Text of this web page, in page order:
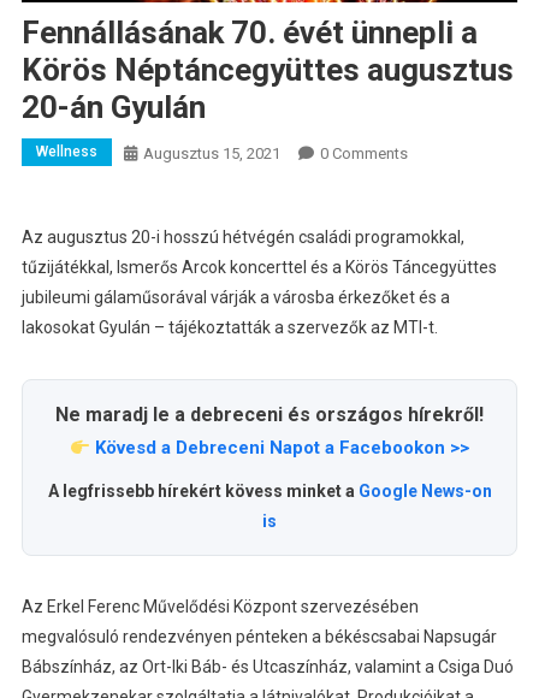
Fennállásának 70. évét ünnepli a
Körös Néptáncegyüttes augusztus
20-án Gyulán
Wellness Augusztus 15, 2021 0 Comments
Az augusztus 20-i hosszú hétvégén családi programokkal,
tűzijátékkal, Ismerős Arcok koncerttel és a Körös Táncegyüttes
jubileumi gálaműsorával várják a városba érkezőket és a
lakosokat Gyulán – tájékoztatták a szervezők az MTI-t.
Ne maradj le a debreceni és országos hírekről!
Kövesd a Debreceni Napot a Facebookon >>
A legfrissebb hírekért kövess minket a Google News-on
is
Az Erkel Ferenc Művelődési Központ szervezésében
megvalósuló rendezvényen pénteken a békéscsabai Napsugár
Bábszínház, az Ort-Iki Báb- és Utcaszínház, valamint a Csiga Duó